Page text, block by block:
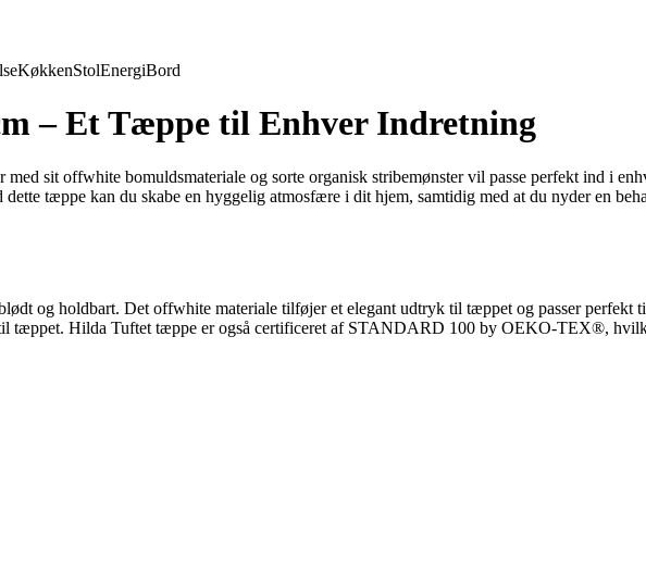
KøkkenStolEnergiBord
– Et Tæppe til Enhver Indretning
sit offwhite bomuldsmateriale og sorte organisk stribemønster vil passe perfekt ind i
tæppe kan du skabe en hyggelig atmosfære i dit hjem, samtidig med at du nyder en
og holdbart. Det offwhite materiale tilføjer et elegant udtryk til tæppet og passer perfekt
tæppet. Hilda Tuftet tæppe er også certificeret af STANDARD 100 by OEKO-TEX®,